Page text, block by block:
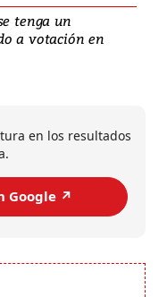
tenga un
a votación en
en los resultados
Google ↗️